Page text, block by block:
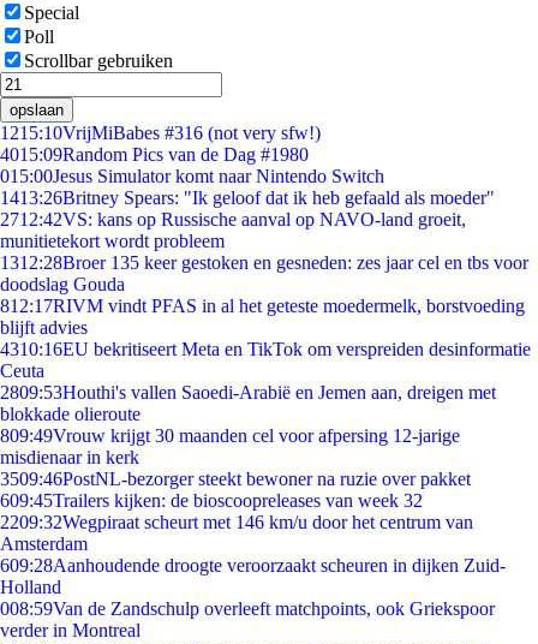
Special
Poll
Scrollbar gebruiken
opslaan
1215:10VrijMiBabes #316 (not very sfw!)
4015:09Random Pics van de Dag #1980
015:00Jesus Simulator komt naar Nintendo Switch
1413:26Britney Spears: "Ik geloof dat ik heb gefaald als moeder"
2712:42VS: kans op Russische aanval op NAVO-land groeit,
munitietekort wordt probleem
1312:28Broer 135 keer gestoken en gesneden: zes jaar cel en tbs voor
doodslag Gouda
812:17RIVM vindt PFAS in al het geteste moedermelk, borstvoeding
blijft advies
4310:16EU bekritiseert Meta en TikTok om verspreiden desinformatie
Ceuta
2809:53Houthi's vallen Saoedi-Arabië en Jemen aan, dreigen met
blokkade olieroute
809:49Vrouw krijgt 30 maanden cel voor afpersing 12-jarige
misdienaar in kerk
3509:46PostNL-bezorger steekt bewoner na ruzie over pakket
609:45Trailers kijken: de bioscoopreleases van week 32
2209:32Wegpiraat scheurt met 146 km/u door het centrum van
Amsterdam
609:28Aanhoudende droogte veroorzaakt scheuren in dijken Zuid-
Holland
008:59Van de Zandschulp overleeft matchpoints, ook Griekspoor
verder in Montreal